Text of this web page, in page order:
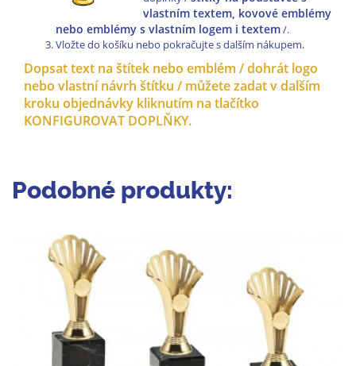
vlastním textem, kovové emblémy
nebo emblémy s vlastním logem i textem/.
Vložte do košíku nebo pokračujte s dalším nákupem.
Dopsat text na štítek nebo emblém / dohrát logo
nebo vlastní návrh štítku / můžete zadat v dalším
kroku objednávky kliknutím na tlačítko
KONFIGUROVAT DOPLŇKY.
Podobné produkty: